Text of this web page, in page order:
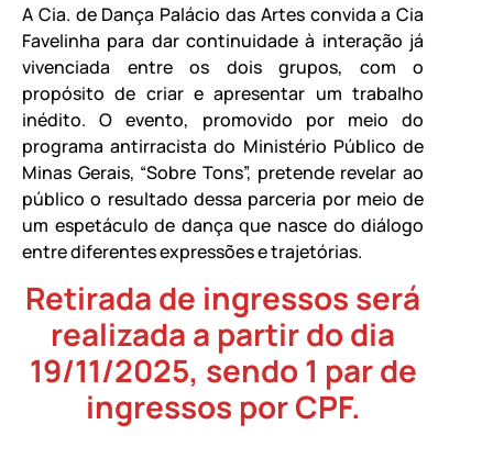
A Cia. de Dança Palácio das Artes convida a Cia
Favelinha para dar continuidade à interação já
vivenciada entre os dois grupos, com o
propósito de criar e apresentar um trabalho
inédito. O evento, promovido por meio do
programa antirracista do Ministério Público de
Minas Gerais, “Sobre Tons”, pretende revelar ao
público o resultado dessa parceria por meio de
um espetáculo de dança que nasce do diálogo
entre diferentes expressões e trajetórias.
Retirada de ingressos será
realizada a partir do dia
19/11/2025, sendo 1 par de
ingressos por CPF.